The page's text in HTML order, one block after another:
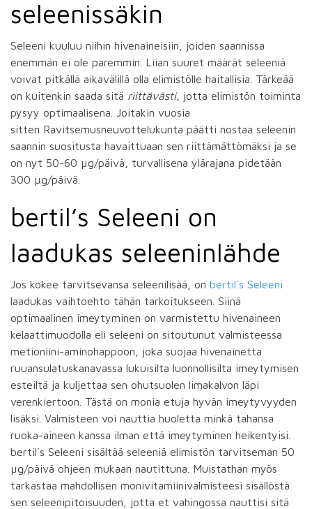
seleenissäkin
Seleeni kuuluu niihin hivenaineisiin, joiden saannissa
enemmän ei ole paremmin. Liian suuret määrät seleeniä
voivat pitkällä aikavälillä olla elimistölle haitallisia. Tärkeää
on kuitenkin saada sitä riittävästi, jotta elimistön toiminta
pysyy optimaalisena. Joitakin vuosia
sitten Ravitsemusneuvottelukunta päätti nostaa seleenin
saannin suositusta havaittuaan sen riittämättömäksi ja se
on nyt 50-60 µg/päivä, turvallisena ylärajana pidetään
300 µg/päivä.
bertil’s Seleeni on
laadukas seleeninlähde
Jos kokee tarvitsevansa seleenilisää, on bertil´s Seleeni
laadukas vaihtoehto tähän tarkoitukseen. Siinä
optimaalinen imeytyminen on varmistettu hivenaineen
kelaattimuodolla eli seleeni on sitoutunut valmisteessa
metioniini-aminohappoon, joka suojaa hivenainetta
ruuansulatuskanavassa lukuisilta luonnollisilta imeytymisen
esteiltä ja kuljettaa sen ohutsuolen limakalvon läpi
verenkiertoon. Tästä on monia etuja hyvän imeytyvyyden
lisäksi. Valmisteen voi nauttia huoletta minkä tahansa
ruoka-aineen kanssa ilman että imeytyminen heikentyisi.
bertil´s Seleeni sisältää seleeniä elimistön tarvitseman 50
µg/päivä ohjeen mukaan nautittuna. Muistathan myös
tarkastaa mahdollisen monivitamiinivalmisteesi sisällöstä
sen seleenipitoisuuden, jotta et vahingossa nauttisi sitä